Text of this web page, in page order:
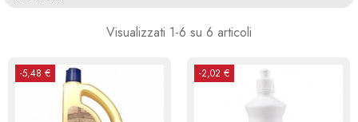
Visualizzati 1-6 su 6 articoli
-5,48 € -2,02 €